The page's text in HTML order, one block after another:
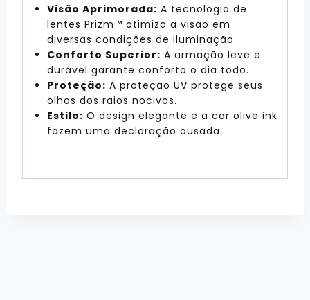
Visão Aprimorada: A tecnologia de
lentes Prizm™ otimiza a visão em
diversas condições de iluminação.
Conforto Superior: A armação leve e
durável garante conforto o dia todo.
Proteção: A proteção UV protege seus
olhos dos raios nocivos.
Estilo: O design elegante e a cor olive ink
fazem uma declaração ousada.